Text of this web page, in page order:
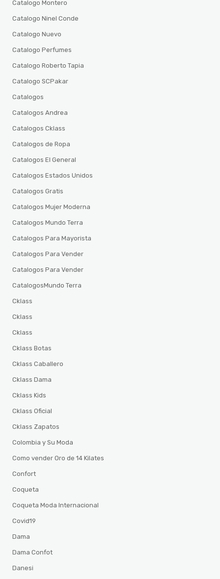
Catalogo Montero
Catalogo Ninel Conde
Catalogo Nuevo
Catalogo Perfumes
Catalogo Roberto Tapia
Catalogo SCPakar
Catalogos
Catalogos Andrea
Catalogos Cklass
Catalogos de Ropa
Catalogos El General
Catalogos Estados Unidos
Catalogos Gratis
Catalogos Mujer Moderna
Catalogos Mundo Terra
Catalogos Para Mayorista
Catalogos Para Vender
Catalogos Para Vender
CatalogosMundo Terra
Cklass
Cklass
Cklass
Cklass Botas
Cklass Caballero
Cklass Dama
Cklass Kids
Cklass Oficial
Cklass Zapatos
Colombia y Su Moda
Como vender Oro de 14 Kilates
Confort
Coqueta
Coqueta Moda Internacional
Covid19
Dama
Dama Confot
Danesi